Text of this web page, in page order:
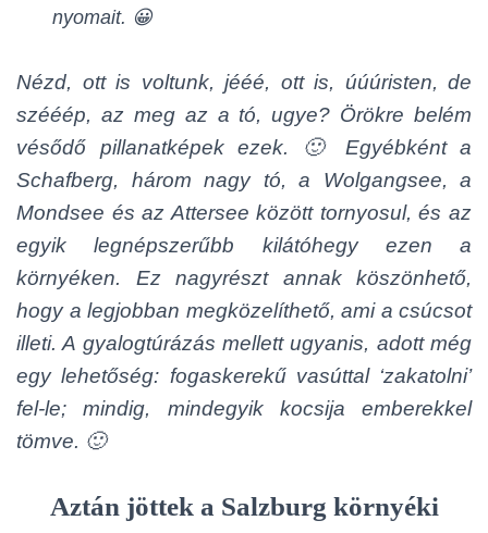
nyomait. 😀
Nézd, ott is voltunk, jééé, ott is, úúúristen, de
szééép, az meg az a tó, ugye? Örökre belém
vésődő pillanatképek ezek. 🙂 Egyébként a
Schafberg, három nagy tó, a Wolgangsee, a
Mondsee és az Attersee között tornyosul, és az
egyik legnépszerűbb kilátóhegy ezen a
környéken. Ez nagyrészt annak köszönhető,
hogy a legjobban megközelíthető, ami a csúcsot
illeti. A gyalogtúrázás mellett ugyanis, adott még
egy lehetőség: fogaskerekű vasúttal ‘zakatolni’
fel-le; mindig, mindegyik kocsija emberekkel
tömve. 🙂
Aztán jöttek a Salzburg környéki